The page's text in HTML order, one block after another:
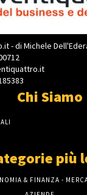
- di Michele
Chi Siamo
più
& FINANZA -